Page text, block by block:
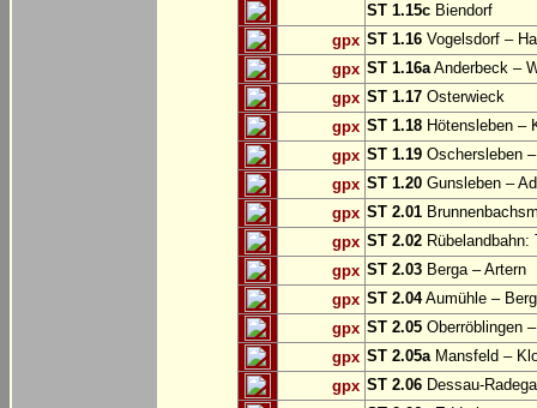
ST 1.15c Biendorf
gpx ST 1.16 Vogelsdorf –
gpx ST 1.16aAnderbeck –
gpx ST 1.17 Osterwieck
gpx ST 1.18 Hötensleben –
gpx ST 1.19 Oschersleben
gpx ST 1.20 Gunsleben –
gpx ST 2.01
gpx ST 2.02
gpx ST 2.03 Berga – Artern
gpx ST 2.04Aumühle –
gpx ST 2.05 Oberröblingen
gpx ST 2.05aMansfeld –
gpx ST 2.06 Dessau-